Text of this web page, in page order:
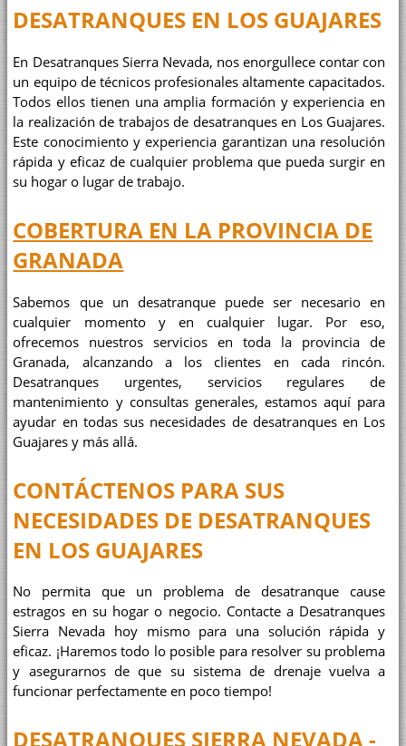
DESATRANQUES EN LOS GUAJARES
En Desatranques Sierra Nevada, nos enorgullece contar con
un equipo de técnicos profesionales altamente capacitados.
Todos ellos tienen una amplia formación y experiencia en
la realización de trabajos de desatranques en Los Guajares.
Este conocimiento y experiencia garantizan una resolución
rápida y eficaz de cualquier problema que pueda surgir en
su hogar o lugar de trabajo.
COBERTURA EN LA PROVINCIA DE
GRANADA
Sabemos que un desatranque puede ser necesario en
cualquier momento y en cualquier lugar. Por eso,
ofrecemos nuestros servicios en toda la provincia de
Granada, alcanzando a los clientes en cada rincón.
Desatranques urgentes, servicios regulares de
mantenimiento y consultas generales, estamos aquí para
ayudar en todas sus necesidades de desatranques en Los
Guajares y más allá.
CONTÁCTENOS PARA SUS
NECESIDADES DE DESATRANQUES
EN LOS GUAJARES
No permita que un problema de desatranque cause
estragos en su hogar o negocio. Contacte a Desatranques
Sierra Nevada hoy mismo para una solución rápida y
eficaz. ¡Haremos todo lo posible para resolver su problema
y asegurarnos de que su sistema de drenaje vuelva a
funcionar perfectamente en poco tiempo!
DESATRANQUES SIERRA NEVADA -